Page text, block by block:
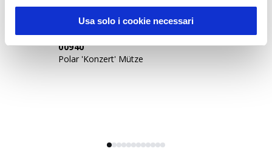
Usa solo i cookie necessari
00940
Polar 'Konzert' Mütze